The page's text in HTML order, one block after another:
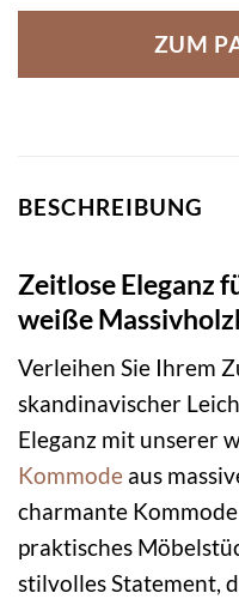
ZUM
BESCHREIBUNG
Zeitlose Eleganz
weiße
Verleihen Sie Ihrem
skandinavischer
Eleganz mit unserer
Kommode aus
charmante
praktisches
stilvolles Statement,